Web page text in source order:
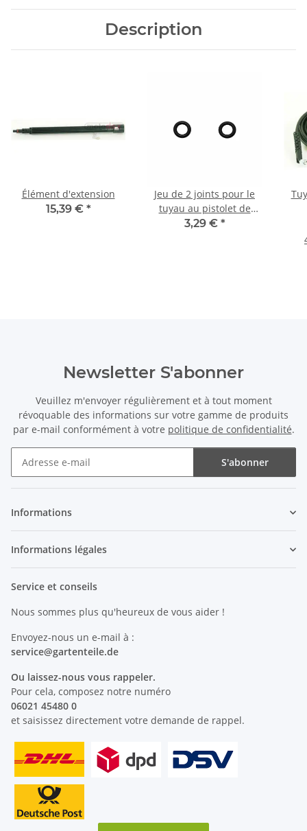
Description
Élément d'extension
15,39 € *
Jeu de 2 joints pour le
tuyau au pistolet de
pulvérisation
3,29 € *
Newsletter S'abonner
Veuillez m'envoyer régulièrement et à tout moment
révoquable des informations sur votre gamme de produits
par e-mail conformément à votre politique de confidentialité.
S'abonner
Informations
Informations légales
Service et conseils
Nous sommes plus qu'heureux de vous aider !
Envoyez-nous un e-mail à :
service@gartenteile.de
Ou laissez-nous vous rappeler.
Pour cela, composez notre numéro
06021 45480 0
et saisissez directement votre demande de rappel.